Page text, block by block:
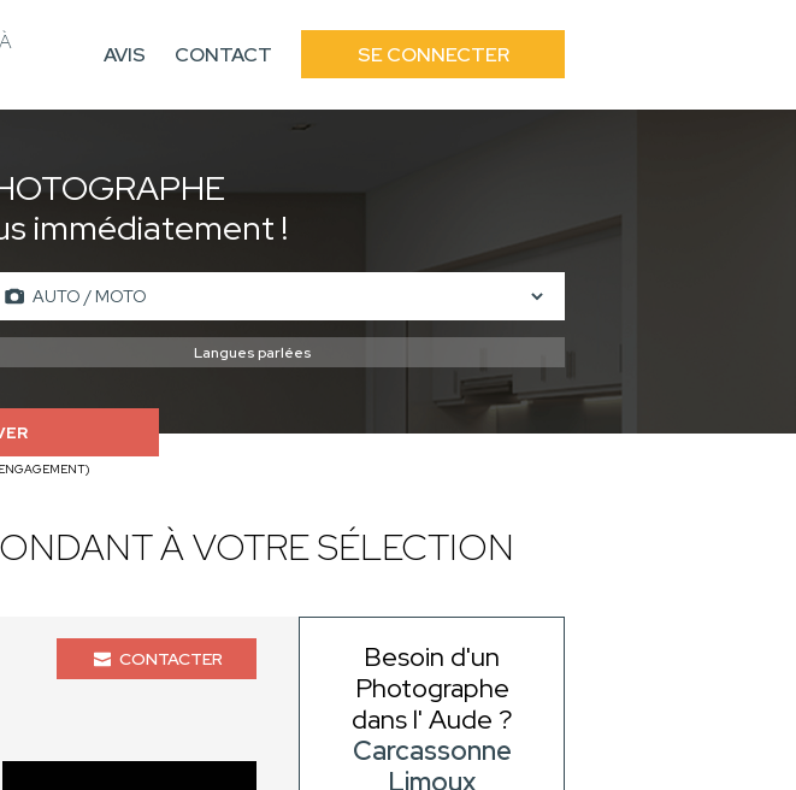
AVIS CONTACT SE CONNECTER
immédiatement !
À VOTRE SÉLECTION
CONTACTER
Besoin d'un
Photographe
dans l' Aude ?
Carcassonne
Limoux